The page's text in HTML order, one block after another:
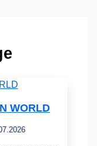
WORLD